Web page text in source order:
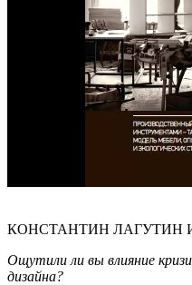
КОНСТАНТИН ЛАГУТИН
Ощутили ли вы влияние
дизайна?